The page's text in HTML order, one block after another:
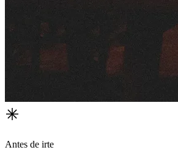
Antes de irte